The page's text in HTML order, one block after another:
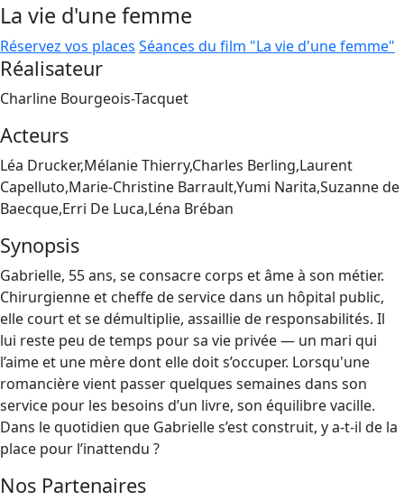
La vie d'une femme
Réservez vos places Séances du film "La vie d'une femme"
Réalisateur
Charline Bourgeois-Tacquet
Acteurs
Léa Drucker,Mélanie Thierry,Charles Berling,Laurent
Capelluto,Marie-Christine Barrault,Yumi Narita,Suzanne de
Baecque,Erri De Luca,Léna Bréban
Synopsis
Gabrielle, 55 ans, se consacre corps et âme à son métier.
Chirurgienne et cheffe de service dans un hôpital public,
elle court et se démultiplie, assaillie de responsabilités. Il
lui reste peu de temps pour sa vie privée — un mari qui
l’aime et une mère dont elle doit s’occuper. Lorsqu'une
romancière vient passer quelques semaines dans son
service pour les besoins d’un livre, son équilibre vacille.
Dans le quotidien que Gabrielle s’est construit, y a-t-il de la
place pour l’inattendu ?
Nos Partenaires